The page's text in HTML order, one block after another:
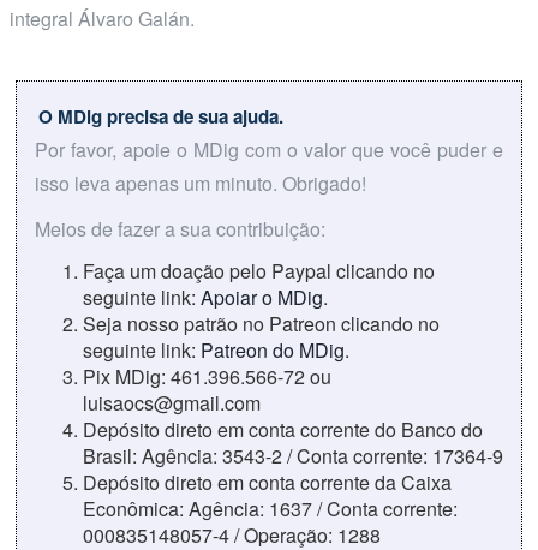
integral Álvaro Galán.
O MDig precisa de sua ajuda.
Por favor, apoie o MDig com o valor que você puder e
isso leva apenas um minuto. Obrigado!
Meios de fazer a sua contribuição:
Faça um doação pelo Paypal clicando no
seguinte link: Apoiar o MDig.
Seja nosso patrão no Patreon clicando no
seguinte link: Patreon do MDig.
Pix MDig: 461.396.566-72 ou
luisaocs@gmail.com
Depósito direto em conta corrente do Banco do
Brasil: Agência: 3543-2 / Conta corrente: 17364-9
Depósito direto em conta corrente da Caixa
Econômica: Agência: 1637 / Conta corrente:
000835148057-4 / Operação: 1288